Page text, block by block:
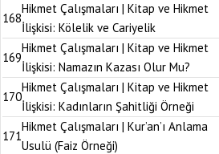
168
Hikmet Çalışmaları | Kitap ve Hikmet
İlişkisi: Kölelik ve Cariyelik
169
Hikmet Çalışmaları | Kitap ve Hikmet
İlişkisi: Namazın Kazası Olur Mu?
170
Hikmet Çalışmaları | Kitap ve Hikmet
İlişkisi: Kadınların Şahitliği Örneği
171
Hikmet Çalışmaları | Kur’an’ı Anlama
Usulü (Faiz Örneği)